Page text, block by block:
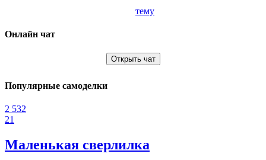
тему
Онлайн чат
Открыть чат
Популярные самоделки
2 532
21
Маленькая сверлилка